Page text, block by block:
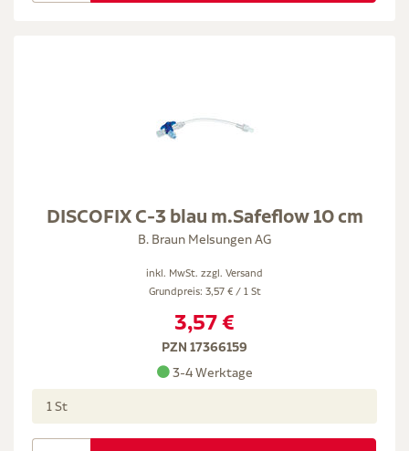
DISCOFIX C-3 blau m.Safeflow 10 cm
B. Braun Melsungen AG
inkl. MwSt. zzgl. Versand
Grundpreis: 3,57 € / 1 St
3,57 €
PZN 17366159
3-4 Werktage
1 St